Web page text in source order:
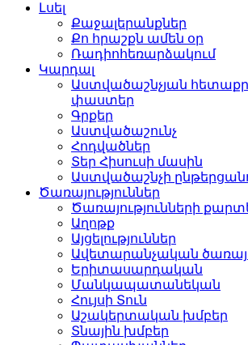
Լսել
Քաջալերանքներ
Քո հրաշքն ամեն օր
Ռադիոհեռարձակում
Կարդալ
Աստվածաշնչյան
փաստեր
Գրքեր
Աստվածաշունչ
Հոդվածներ
Տեր Հիսուսի մասին
Աստվածաշնչի
Ծառայություններ
Ծառայությունների
Աղոթք
Այցելություններ
Ավետարանչական
Երիտասարդական
Մանկապատանեկան
Հույսի Տուն
Աշակերտական խմբեր
Տնային խմբեր